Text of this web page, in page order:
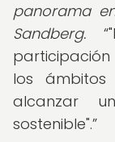
panorama
Sandberg.
los
alcanzar
sostenible".